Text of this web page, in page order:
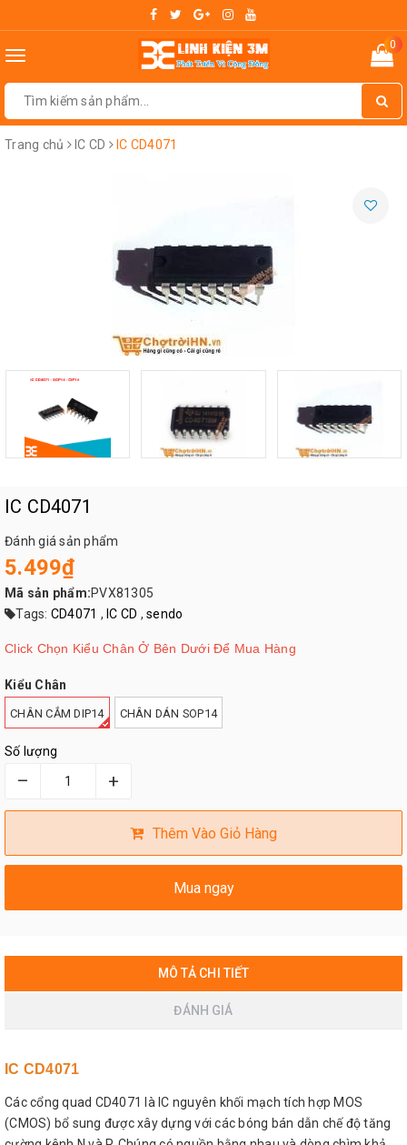
Toggle
0
Trang chủ IC CD IC CD4071
IC CD4071
Đánh giá sản phẩm
5.499₫
Mã sản phẩm:PVX81305
Tags: CD4071 , IC CD , sendo
Click Chọn Kiểu Chân Ở Bên Dưới Để Mua Hàng
Kiểu Chân
CHÂN CẮM DIP14 CHÂN DÁN SOP14
Số lượng
– +
Thêm Vào Giỏ Hàng
Mua ngay
MÔ TẢ CHI TIẾT
ĐÁNH GIÁ
IC CD4071
Các cổng quad CD4071 là IC nguyên khối mạch tích hợp MOS
(CMOS) bổ sung được xây dựng với các bóng bán dẫn chế độ tăng